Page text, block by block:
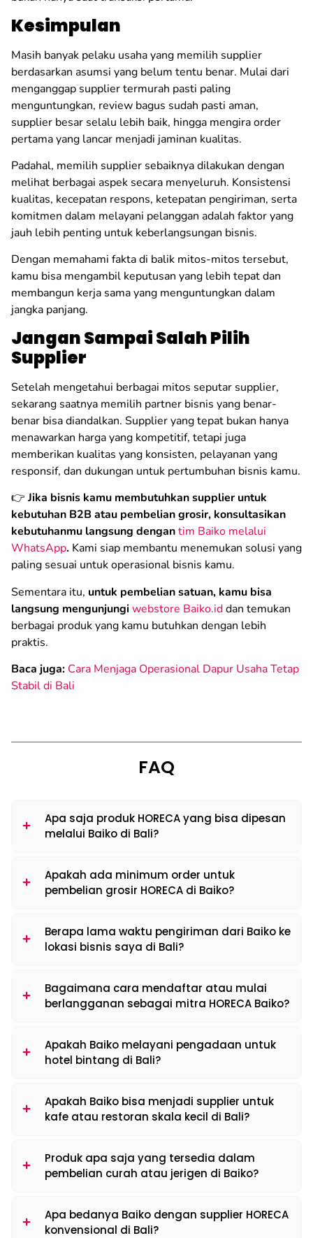
Kesimpulan
Masih banyak pelaku usaha yang memilih supplier
berdasarkan asumsi yang belum tentu benar. Mulai dari
menganggap supplier termurah pasti paling
menguntungkan, review bagus sudah pasti aman,
supplier besar selalu lebih baik, hingga mengira order
pertama yang lancar menjadi jaminan kualitas.
Padahal, memilih supplier sebaiknya dilakukan dengan
melihat berbagai aspek secara menyeluruh. Konsistensi
kualitas, kecepatan respons, ketepatan pengiriman, serta
komitmen dalam melayani pelanggan adalah faktor yang
jauh lebih penting untuk keberlangsungan bisnis.
Dengan memahami fakta di balik mitos-mitos tersebut,
kamu bisa mengambil keputusan yang lebih tepat dan
membangun kerja sama yang menguntungkan dalam
jangka panjang.
Jangan Sampai Salah Pilih
Supplier
Setelah mengetahui berbagai mitos seputar supplier,
sekarang saatnya memilih partner bisnis yang benar-
benar bisa diandalkan. Supplier yang tepat bukan hanya
menawarkan harga yang kompetitif, tetapi juga
memberikan kualitas yang konsisten, pelayanan yang
responsif, dan dukungan untuk pertumbuhan bisnis kamu.
👉Jika bisnis kamu membutuhkan supplier untuk
kebutuhan B2B atau pembelian grosir, konsultasikan
kebutuhanmu langsung dengantim Baiko melalui
WhatsApp. Kami siap membantu menemukan solusi yang
paling sesuai untuk operasional bisnis kamu.
Sementara itu, untuk pembelian satuan, kamu bisa
langsung mengunjungiwebstore Baiko.iddan temukan
berbagai produk yang kamu butuhkan dengan lebih
praktis.
Baca juga: Cara Menjaga Operasional Dapur Usaha Tetap
Stabil di Bali
FAQ
Apa saja produk HORECA yang bisa dipesan
melalui Baiko di Bali?
Apakah ada minimum order untuk
pembelian grosir HORECA di Baiko?
Berapa lama waktu pengiriman dari Baiko ke
lokasi bisnis saya di Bali?
Bagaimana cara mendaftar atau mulai
berlangganan sebagai mitra HORECA Baiko?
Apakah Baiko melayani pengadaan untuk
hotel bintang di Bali?
Apakah Baiko bisa menjadi supplier untuk
kafe atau restoran skala kecil di Bali?
Produk apa saja yang tersedia dalam
pembelian curah atau jerigen di Baiko?
Apa bedanya Baiko dengan supplier HORECA
konvensional di Bali?